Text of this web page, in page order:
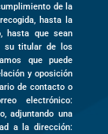
de la
hasta la
hasta que sean
su titular de los
que puede
y oposición
de contacto o
electrónico:
adjuntando una
a la dirección: